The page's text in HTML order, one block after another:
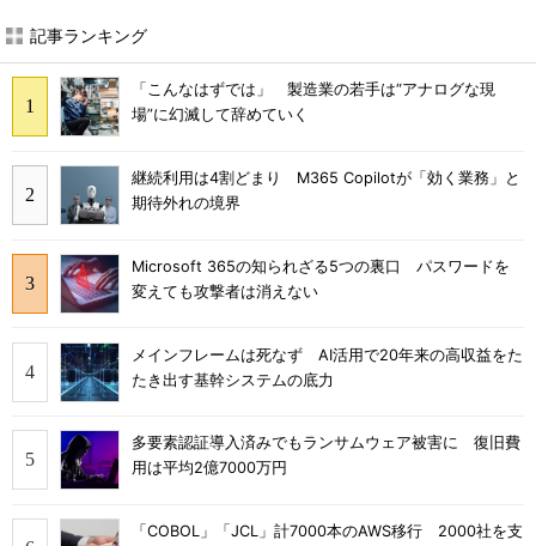
記事ランキング
「こんなはずでは」 製造業の若手は“アナログな現
場”に幻滅して辞めていく
継続利用は4割どまり M365 Copilotが「効く業務」と
期待外れの境界
Microsoft 365の知られざる5つの裏口 パスワードを
変えても攻撃者は消えない
メインフレームは死なず AI活用で20年来の高収益をた
たき出す基幹システムの底力
多要素認証導入済みでもランサムウェア被害に 復旧費
用は平均2億7000万円
「COBOL」「JCL」計7000本のAWS移行 2000社を支